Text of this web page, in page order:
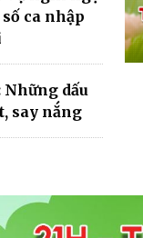
ca nhập
Những dấu
say nắng